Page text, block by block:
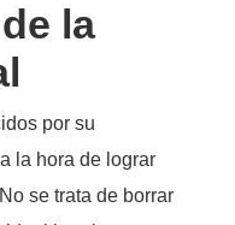
la
por su
la hora de lograr
se trata de borrar